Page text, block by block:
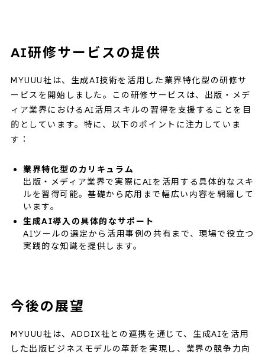
AI研修サービスの提供
MYUUU社は、生成AI技術を活用した業界特化型の研修サ
ービスを開始しました。この研修サービスは、出版・メデ
ィア業界におけるAI活用スキルの習得を支援することを目
的としています。特に、以下のポイントに注力していま
す：
業界特化型のカリキュラム
出版・メディア業界で実際にAIを活用する具体的なスキ
ルを習得可能。基礎から応用まで幅広い内容を網羅して
います。
生成AI導入の具体的なサポート
AIツールの選定から活用事例の共有まで、現場で役立つ
実践的な知識を提供します。
今後の展望
MYUUU社は、ADDIX社との連携を通じて、生成AIを活用
した出版ビジネスモデルの革新を実現し、業界の競争力向